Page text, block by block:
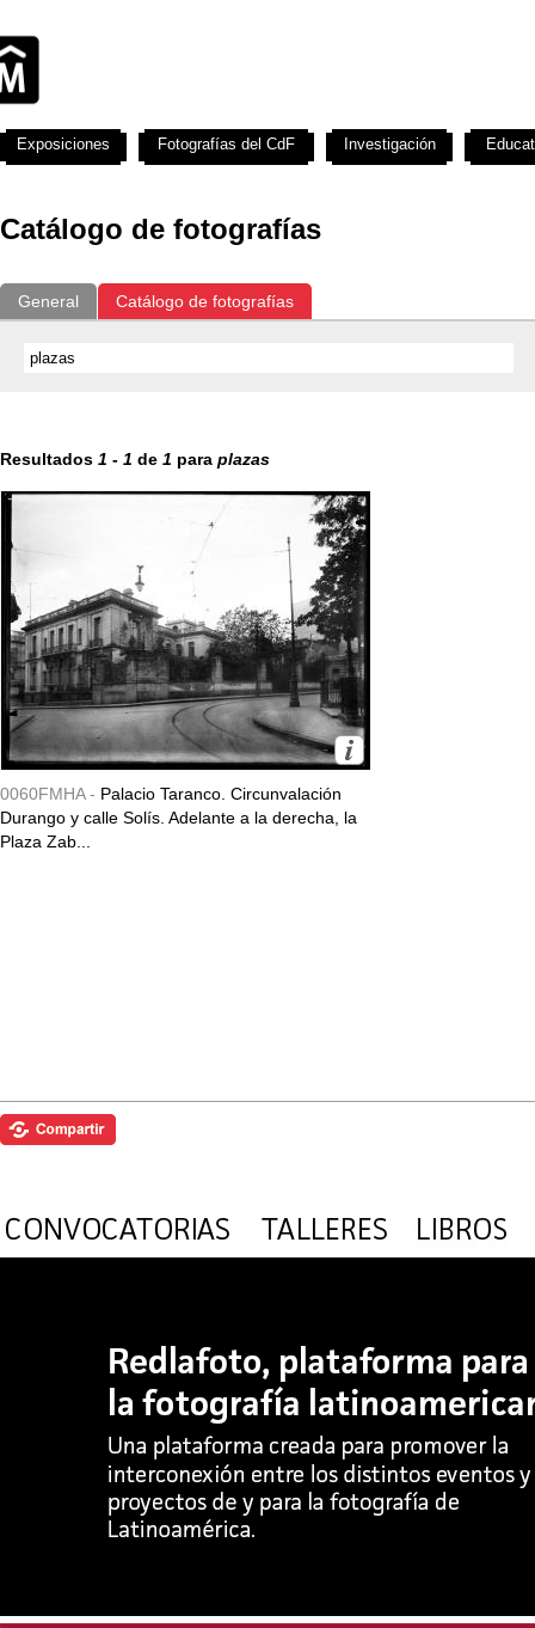
Catálogo de fotografías
General Catálogo de fotografías
Resultados 1 - 1 de 1 para plazas
0060FMHA - Palacio Taranco. Circunvalación
Durango y calle Solís. Adelante a la derecha, la
Plaza Zab...
Exposiciones Fotografías del CdF Investigación